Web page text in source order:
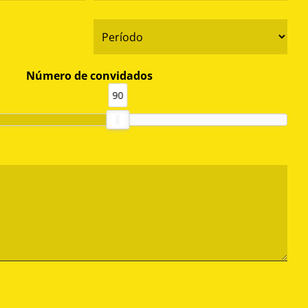
Período
Número de convidados
90